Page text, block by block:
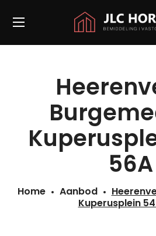
56A
Home Aanbod
Kuperusplein